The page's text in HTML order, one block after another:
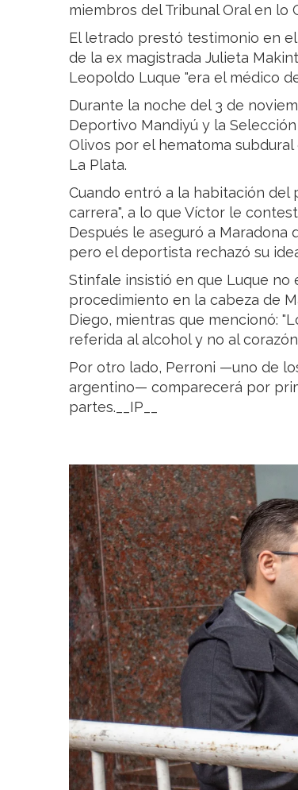
miembros del Tribunal Oral en lo
El letrado prestó testimonio en
de la ex magistrada Julieta
Leopoldo Luque "era el médico
Durante la noche del 3 de
Deportivo Mandiyú y la
Olivos por el hematoma
La Plata.
Cuando entró a la habitación del
carrera", a lo que Víctor le
Después le aseguró a
pero el deportista rechazó su
Stinfale insistió en que Luque no
procedimiento en la cabeza de
Diego, mientras que mencionó:
referida al alcohol y no al
Por otro lado, Perroni —uno de
argentino— comparecerá por
partes.__IP__